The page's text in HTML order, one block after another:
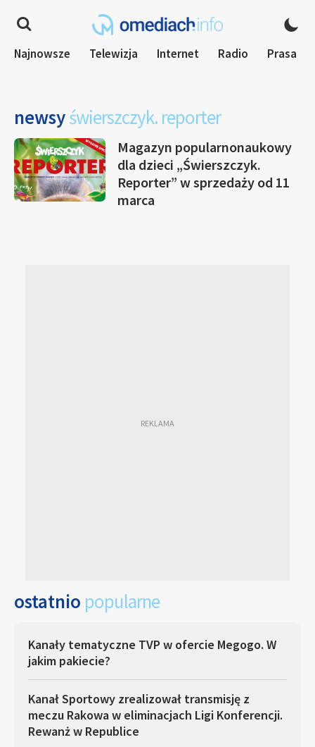
Najnowsze Telewizja Internet Radio Prasa
newsyświerszczyk. reporter
Magazyn popularnonaukowy
dla dzieci „Świerszczyk.
Reporter” w sprzedaży od 11
marca
ostatnio popularne
Kanały tematyczne TVP w ofercie Megogo. W
jakim pakiecie?
Kanał Sportowy zrealizował transmisję z
meczu Rakowa w eliminacjach Ligi Konferencji.
Rewanż w Republice